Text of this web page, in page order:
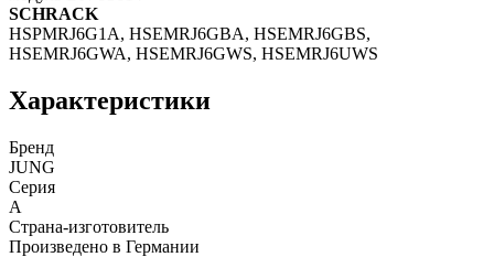
SCHRACK
HSPMRJ6G1A, HSEMRJ6GBA, HSEMRJ6GBS,
HSEMRJ6GWA, HSEMRJ6GWS, HSEMRJ6UWS
Характеристики
Бренд
JUNG
Серия
A
Страна-изготовитель
Произведено в Германии